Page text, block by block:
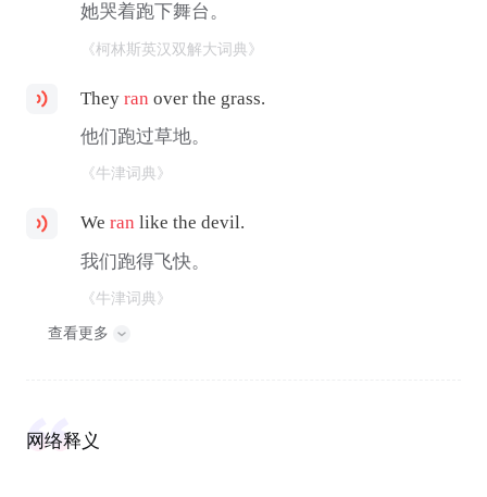
她哭着跑下舞台。
《柯林斯英汉双解大词典》
Theyran over the grass.
他们跑过草地。
《牛津词典》
Weran like the devil.
我们跑得飞快。
《牛津词典》
查看更多
网络释义